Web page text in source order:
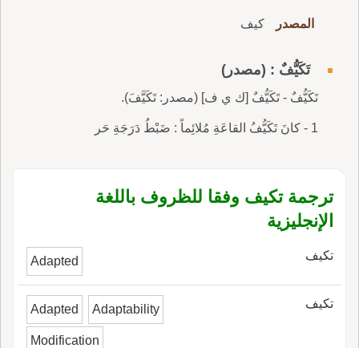
المصدر كيف
تَكَيُّفٌ : (مصدر)
تَكَيُّفٌ - تَكَيُّفٌ [ك ي ف] (مصدر: تَكَيَّفَ).
1 - كانَ تَكَيُّفُ القاعَةِ مُلائِماً : ضَبْطُ دَرَجَةِ حَر
ترجمة تكيف وفقا للظروف باللغة
الإنجليزية
تكيف Adapted
تكيف Adapted Adaptability
Modification